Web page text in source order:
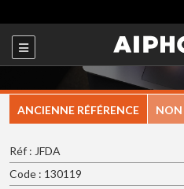
ANCIENNE RÉFÉRENCE NON
Réf : JFDA
Code : 130119